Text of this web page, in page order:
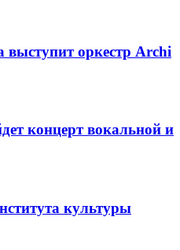
оркестр Archi
концерт вокальной и
культуры